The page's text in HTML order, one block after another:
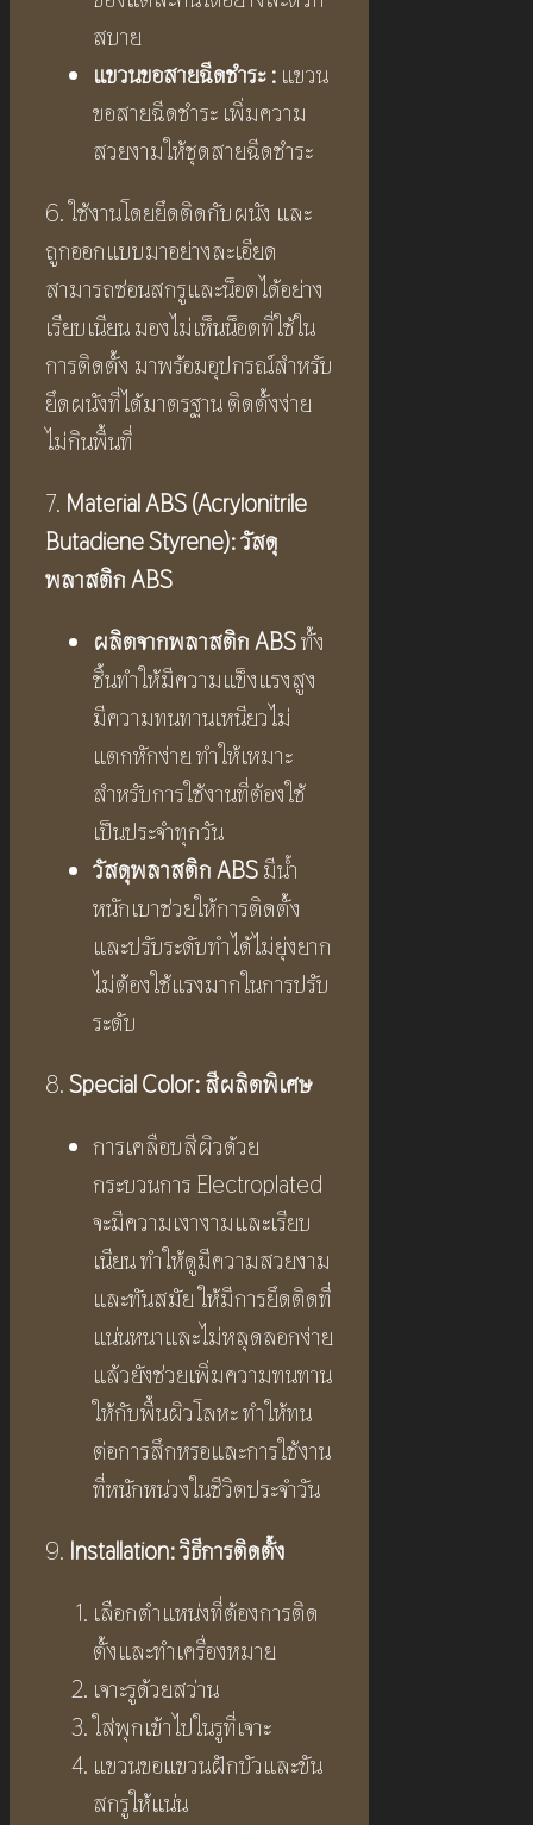
สบาย
แขวนขอสายฉีดชำระ : แขวน
ขอสายฉีดชำระ เพิ่มความ
สวยงามให้ชุดสายฉีดชำระ
6. ใช้งานโดยยึดติดกับผนัง และ
ถูกออกแบบมาอย่างละเอียด
สามารถซ่อนสกรูและน็อตได้อย่าง
เรียบเนียน มองไม่เห็นน็อตที่ใช้ใน
การติดตั้ง มาพร้อมอุปกรณ์สำหรับ
ยึดผนังที่ได้มาตรฐาน ติดตั้งง่าย
ไม่กินพื้นที่
7. Material ABS (Acrylonitrile
Butadiene Styrene): วัสดุ
พลาสติก ABS
ผลิตจากพลาสติก ABSทั้ง
ชิ้นทำให้มีความแข็งแรงสูง
มีความทนทานเหนียวไม่
แตกหักง่าย ทำให้เหมาะ
สำหรับการใช้งานที่ต้องใช้
เป็นประจำทุกวัน
วัสดุพลาสติก ABSมีน้ำ
หนักเบาช่วยให้การติดตั้ง
และปรับระดับทำได้ไม่ยุ่งยาก
ไม่ต้องใช้แรงมากในการปรับ
ระดับ
8.Special Color: สีผลิตพิเศษ
การเคลือบสีผิวด้วย
กระบวนการ Electroplated
จะมีความเงางามและเรียบ
เนียน ทำให้ดูมีความสวยงาม
และทันสมัย ให้มีการยึดติดที่
แน่นหนาและไม่หลุดลอกง่าย
แล้วยังช่วยเพิ่มความทนทาน
ให้กับพื้นผิวโลหะ ทำให้ทน
ต่อการสึกหรอและการใช้งาน
ที่หนักหน่วงในชีวิตประจำวัน
9. Installation: วิธีการติดตั้ง
เลือกตำแหน่งที่ต้องการติด
ตั้งและทำเครื่องหมาย
เจาะรูด้วยสว่าน
ใส่พุกเข้าไปในรูที่เจาะ
แขวนขอแขวนฝักบัวและขัน
สกรูให้แน่น